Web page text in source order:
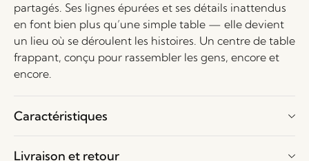
partagés. Ses lignes épurées et ses détails inattendus
en font bien plus qu’une simple table — elle devient
un lieu où se déroulent les histoires. Un centre de table
frappant, conçu pour rassembler les gens, encore et
encore.
Caractéristiques
Livraison et retour